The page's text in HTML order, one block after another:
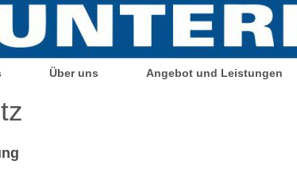
Über uns Angebot und Leistungen